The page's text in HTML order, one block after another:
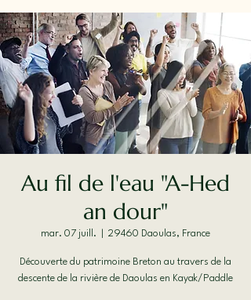
Au fil de l'eau "A-Hed
an dour"
mar. 07 juill. 29460 Daoulas, France
Découverte du patrimoine Breton au travers de la
descente de la rivière de Daoulas en Kayak/Paddle